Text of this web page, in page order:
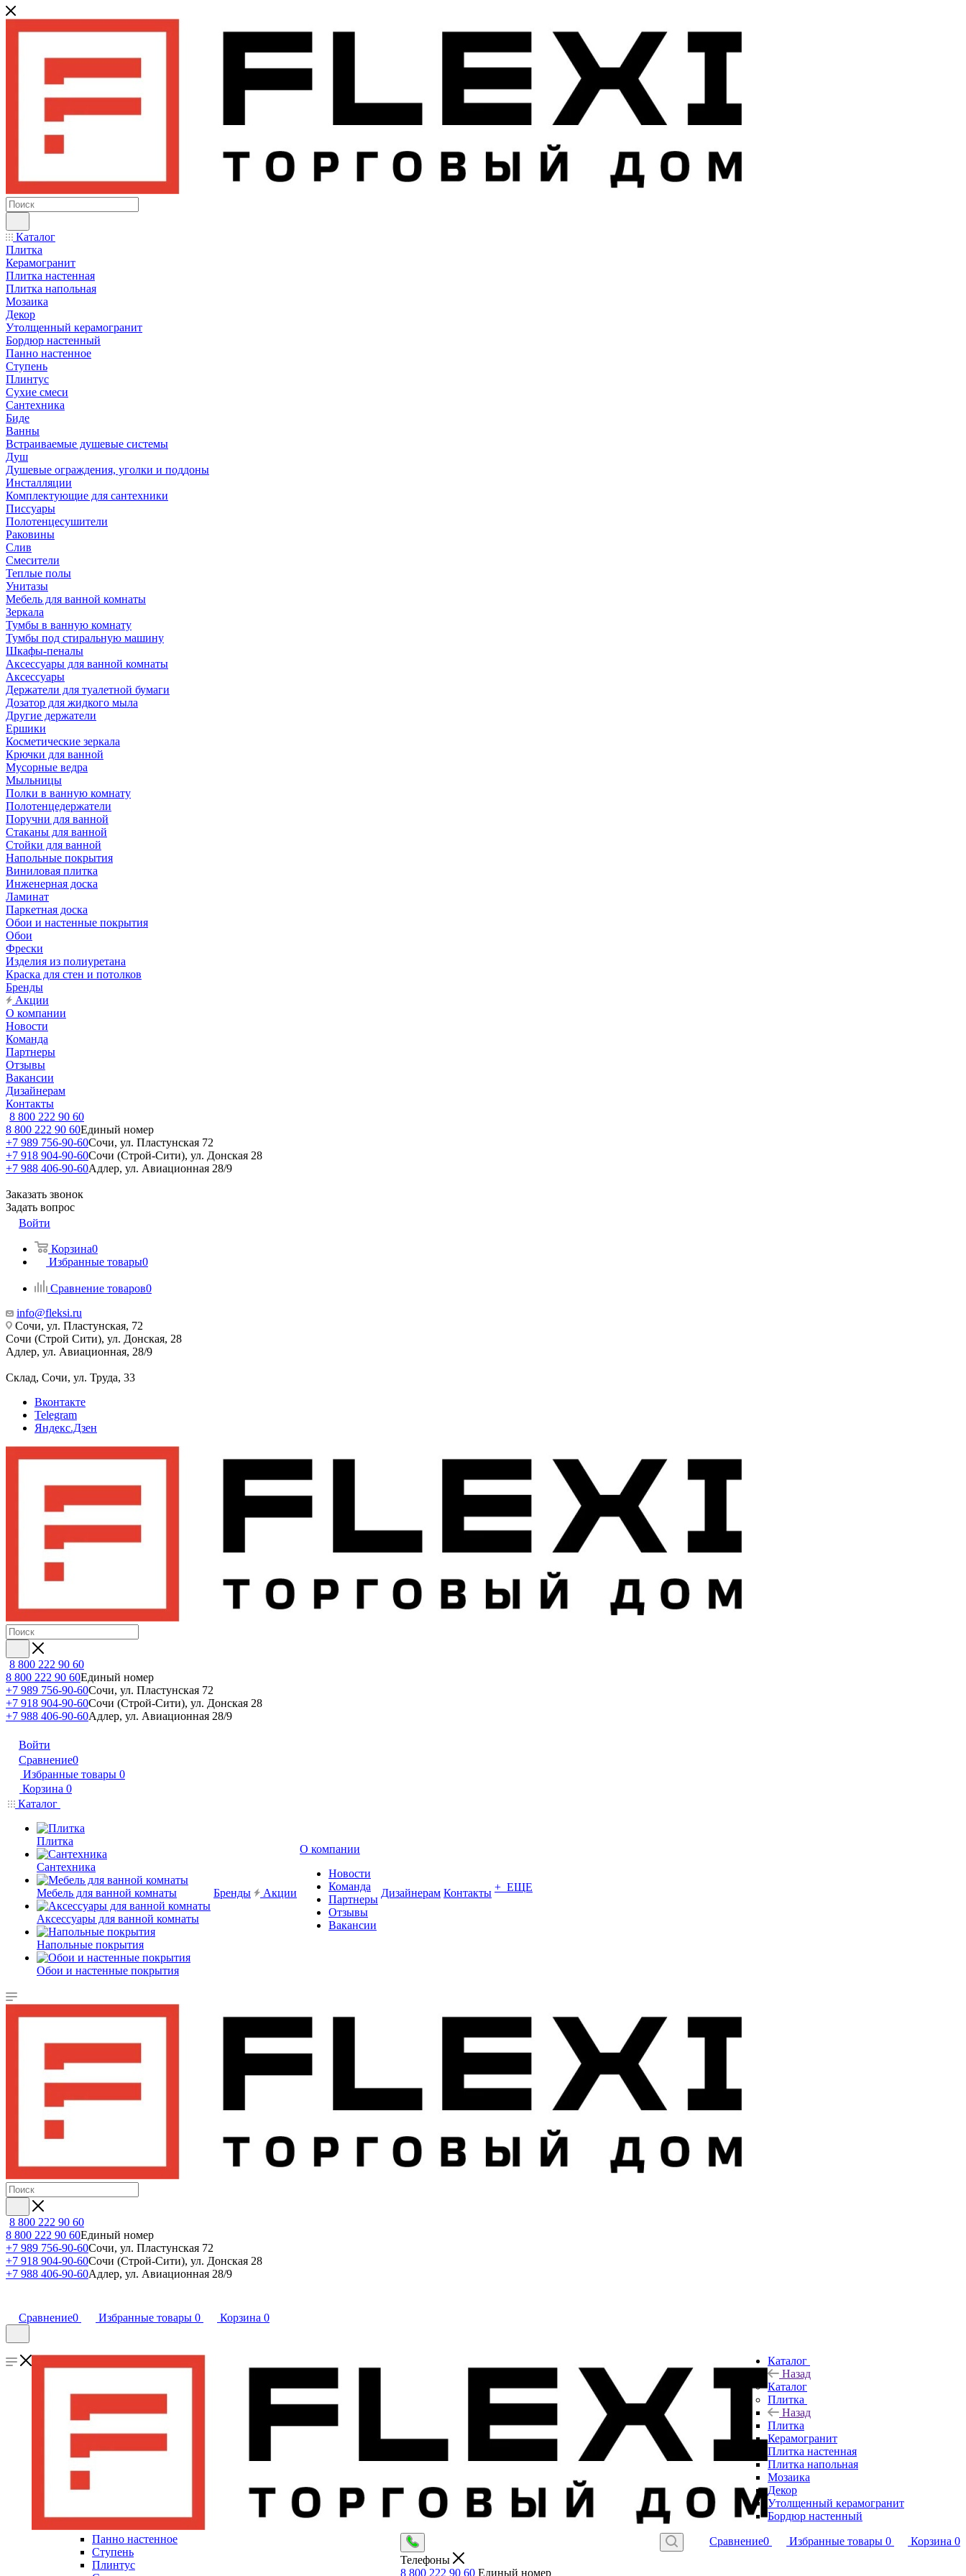
Каталог
Плитка
Керамогранит
Плитка настенная
Плитка напольная
Мозаика
Декор
Утолщенный керамогранит
Бордюр настенный
Панно настенное
Ступень
Плинтус
Сухие смеси
Сантехника
Биде
Ванны
Встраиваемые душевые системы
Душ
Душевые ограждения, уголки и поддоны
Инсталляции
Комплектующие для сантехники
Писсуары
Полотенцесушители
Раковины
Слив
Смесители
Теплые полы
Унитазы
Мебель для ванной комнаты
Зеркала
Тумбы в ванную комнату
Тумбы под стиральную машину
Шкафы-пеналы
Аксессуары для ванной комнаты
Аксессуары
Держатели для туалетной бумаги
Дозатор для жидкого мыла
Другие держатели
Ершики
Косметические зеркала
Крючки для ванной
Мусорные ведра
Мыльницы
Полки в ванную комнату
Полотенцедержатели
Поручни для ванной
Стаканы для ванной
Стойки для ванной
Напольные покрытия
Виниловая плитка
Инженерная доска
Ламинат
Паркетная доска
Обои и настенные покрытия
Обои
Фрески
Изделия из полиуретана
Краска для стен и потолков
Бренды
Акции
О компании
Новости
Команда
Партнеры
Отзывы
Вакансии
Дизайнерам
Контакты
8 800 222 90 60
8 800 222 90 60Единый номер
+7 989 756-90-60Сочи, ул. Пластунская 72
+7 918 904-90-60Сочи (Строй-Сити), ул. Донская 28
+7 988 406-90-60Адлер, ул. Авиационная 28/9
Заказать звонок
Задать вопрос
Войти
Корзина0
Избранные товары0
Сравнение товаров0
info@fleksi.ru
Сочи, ул. Пластунская, 72
Сочи (Строй Сити), ул. Донская, 28
Адлер, ул. Авиационная, 28/9
Склад, Сочи, ул. Труда, 33
Вконтакте
Telegram
Яндекс.Дзен
8 800 222 90 60
8 800 222 90 60Единый номер
+7 989 756-90-60Сочи, ул. Пластунская 72
+7 918 904-90-60Сочи (Строй-Сити), ул. Донская 28
+7 988 406-90-60Адлер, ул. Авиационная 28/9
Войти
Сравнение0
Избранные товары 0
Корзина 0
Каталог
Плитка
Сантехника
Мебель для ванной комнаты
Аксессуары для ванной комнаты
Напольные покрытия
Обои и настенные покрытия
Бренды Акции
О компании
Новости
Команда
Партнеры
Отзывы
Вакансии
Дизайнерам Контакты + ЕЩЕ
8 800 222 90 60
8 800 222 90 60Единый номер
+7 989 756-90-60Сочи, ул. Пластунская 72
+7 918 904-90-60Сочи (Строй-Сити), ул. Донская 28
+7 988 406-90-60Адлер, ул. Авиационная 28/9
Сравнение0 Избранные товары 0 Корзина 0
Сравнение0 Избранные товары 0 Корзина 0
Телефоны
8 800 222 90 60 Единый номер
Каталог
Назад
Каталог
Плитка
Назад
Плитка
Керамогранит
Плитка настенная
Плитка напольная
Мозаика
Декор
Утолщенный керамогранит
Бордюр настенный
Панно настенное
Ступень
Плинтус